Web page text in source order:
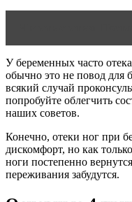
У беременных часто
обычно это не повод для
всякий случай
попробуйте облегчить
наших советов.
Конечно, отеки ног при
дискомфорт, но как
ноги постепенно
переживания забудутся.